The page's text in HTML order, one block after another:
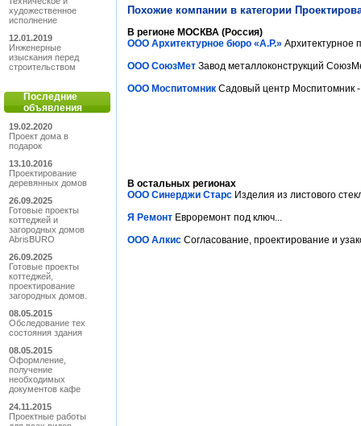
художественное
исполнение
12.01.2019
Инженерные
изыскания перед
строительством
Последние
объявления
19.02.2020
Проект дома в
подарок
13.10.2016
Проектирование
деревянных домов
26.09.2025
Готовые проекты
коттеджей и
загородных домов
AbrisBURO
26.09.2025
Готовые проекты
коттеджей,
проектирование
загородных домов.
08.05.2015
Обследование тех
состояния здания
08.05.2015
Оформление,
получение
необходимых
документов кафе
24.11.2015
Проектные работы
Похожие компании в категории
В регионе МОСКВА (Россия)
ООО Архитектурное бюро «A.P.» Архитектурное
ООО СоюзМет Завод металлоконструкций
ООО Моспитомник Садовый центр Моспитомник
В остальных регионах
ООО Синерджи Старс Изделия из листового
Я Ремонт Евроремонт под ключ...
ООО Алкис Согласование, проектирование и